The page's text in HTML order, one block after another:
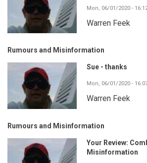
Mon, 06/01/2020 -
Warren Feek
Rumours and Misinformation
Sue - thanks
Mon, 06/01/2020 -
Warren Feek
Rumours and Misinformation
Your Review:
Misinformation